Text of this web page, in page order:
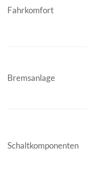
Fahrkomfort
Bremsanlage
Schaltkomponenten